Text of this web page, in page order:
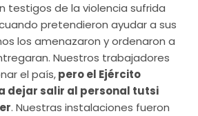
testigos de la violencia sufrida
pretendieron ayudar a sus
los amenazaron y ordenaron a
Nuestros trabajadores
el país,pero el Ejército
dejar salir al personal tutsi
. Nuestras instalaciones fueron